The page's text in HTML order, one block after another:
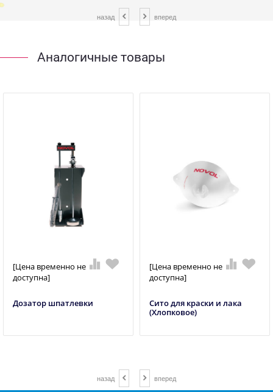
назад вперед
Аналогичные товары
[Цена временно не
доступна]
Дозатор шпатлевки
[Цена временно не
доступна]
Сито для краски и лака
(Хлопковое)
назад вперед